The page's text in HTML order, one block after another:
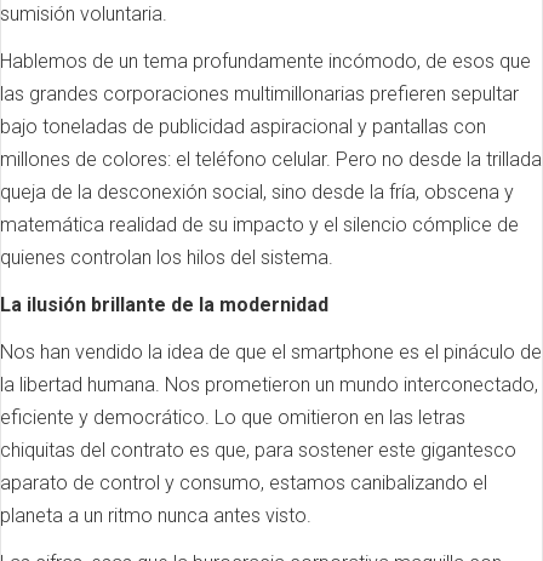
sumisión voluntaria.
Hablemos de un tema profundamente incómodo, de esos que
las grandes corporaciones multimillonarias prefieren sepultar
bajo toneladas de publicidad aspiracional y pantallas con
millones de colores: el teléfono celular. Pero no desde la trillada
queja de la desconexión social, sino desde la fría, obscena y
matemática realidad de su impacto y el silencio cómplice de
quienes controlan los hilos del sistema.
La ilusión brillante de la modernidad
Nos han vendido la idea de que el smartphone es el pináculo de
la libertad humana. Nos prometieron un mundo interconectado,
eficiente y democrático. Lo que omitieron en las letras
chiquitas del contrato es que, para sostener este gigantesco
aparato de control y consumo, estamos canibalizando el
planeta a un ritmo nunca antes visto.